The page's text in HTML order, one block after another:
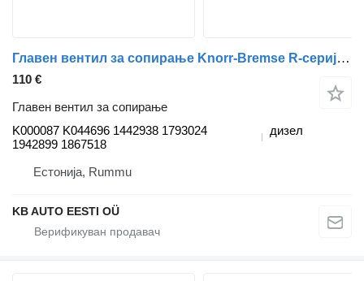
Главен вентил за сопирање Knorr-Bremse R-серија (01.04-) K000087 K044696 за камион Scania P,G,R,T-series (2004-2017)
110 €
Главен вентил за сопирање
K000087 K044696 1442938 1793024
1942899 1867518
дизел
Естонија, Rummu
KB AUTO EESTI OÜ